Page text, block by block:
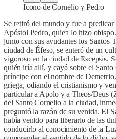
Icono de Cornelio y Pedro
Se retiró del mundo y fue a
Apóstol Pedro, quien lo hizo
junto con sus ayudantes los Santos
ciudad de Éfeso, se enteró de un
vigoroso en la ciudad de Escepsis.
quién iría allí, y cayó sobre el
príncipe con el nombre de
griega, odiando el cristianismo y
particular a Apolo y a Theos/Deus
del Santo Cornelio a la ciudad,
preguntó la razón de su venida. El
había venido para liberarlo de las
conducirlo al conocimiento de la